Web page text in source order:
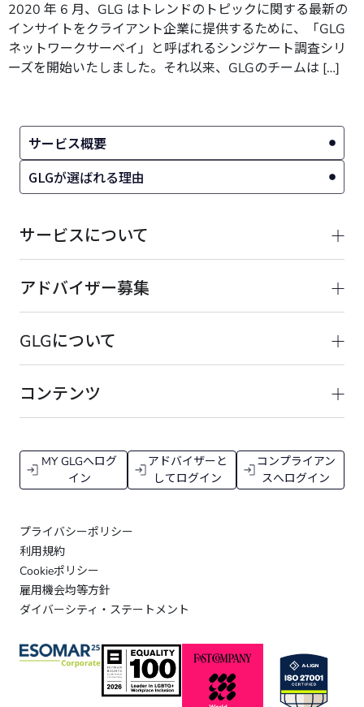
2020 年 6 月、GLG はトレンドのトピックに関する最新の
インサイトをクライアント企業に提供するために、「GLG
ネットワークサーベイ」と呼ばれるシンジケート調査シリ
ーズを開始いたしました。それ以来、GLGのチームは […]
サービス概要
GLGが選ばれる理由
サービスについて
アドバイザー募集
GLGについて
コンテンツ
MY GLGへログ
イン
アドバイザーと
してログイン
コンプライアン
スへログイン
プライバシーポリシー
利用規約
Cookieポリシー
雇用機会均等方針
ダイバーシティ・ステートメント